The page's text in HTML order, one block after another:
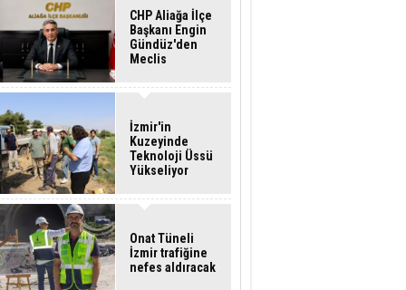
CHP Aliağa İlçe
Başkanı Engin
Gündüz'den
Meclis
Çağrısı
İzmir'in
Kuzeyinde
Teknoloji Üssü
Yükseliyor
Onat Tüneli
İzmir trafiğine
nefes aldıracak